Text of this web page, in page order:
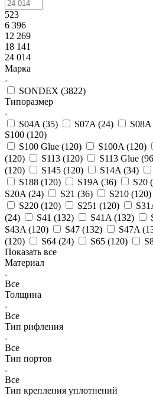
523
6 396
12 269
18 141
24 014
Марка
SONDEX (3822)
Типоразмер
S04A (35) S07A (24) S08A
S100 (120)
S100 Glue (120) S100A (120)
(120) S113 (120) S113 Glue (96
(120) S145 (120) S14A (34)
S188 (120) S19A (36) S20 (
S20A (24) S21 (36) S210 (120)
S220 (120) S251 (120)
(24) S41 (132) S41A (132)
S43A (120) S47 (132) S47A (
(120) S64 (24) S65 (120)
Показать все
Материал
Все
Толщина
Все
Тип рифления
Все
Тип портов
Все
Тип крепления уплотнений